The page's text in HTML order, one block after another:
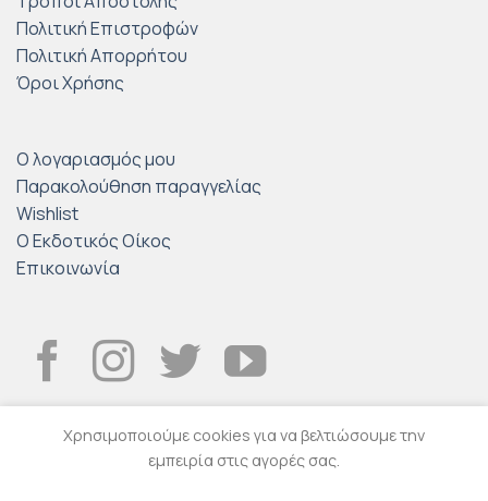
Πολιτική Επιστροφών
Πολιτική Απορρήτου
Όροι Χρήσης
Ο λογαριασμός μου
Παρακολούθηση παραγγελίας
Wishlist
Ο Εκδοτικός Οίκος
Επικοινωνία
Χρησιμοποιούμε cookies για να βελτιώσουμε την
εμπειρία στις αγορές σας.